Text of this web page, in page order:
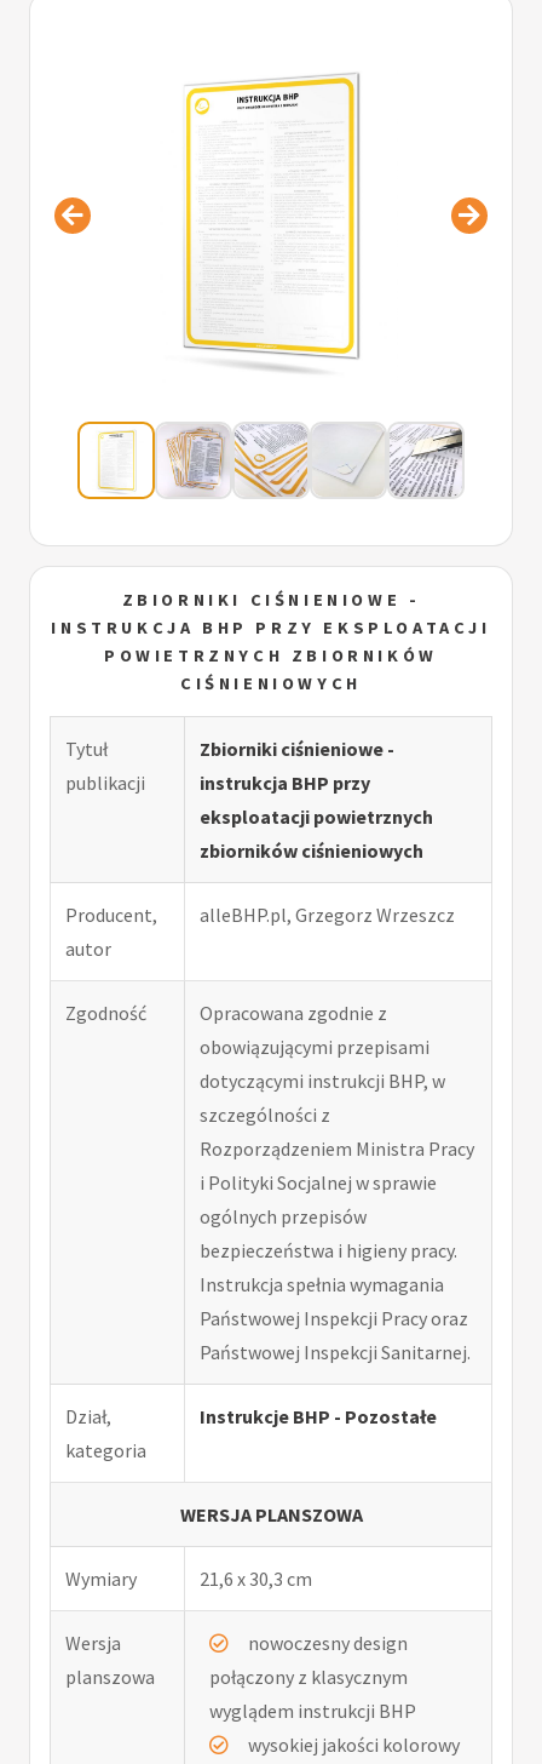
ZBIORNIKI CIŚNIENIOWE -
INSTRUKCJA BHP PRZY EKSPLOATACJI
POWIETRZNYCH ZBIORNIKÓW
CIŚNIENIOWYCH
Tytuł
publikacji
Zbiorniki ciśnieniowe -
instrukcja BHP przy
eksploatacji powietrznych
zbiorników ciśnieniowych
Producent,
autor
alleBHP.pl, Grzegorz Wrzeszcz
Zgodność
Opracowana zgodnie z
obowiązującymi przepisami
dotyczącymi instrukcji BHP, w
szczególności z
Rozporządzeniem Ministra Pracy
i Polityki Socjalnej w sprawie
ogólnych przepisów
bezpieczeństwa i higieny pracy.
Instrukcja spełnia wymagania
Państwowej Inspekcji Pracy oraz
Państwowej Inspekcji Sanitarnej.
Dział,
kategoria
Instrukcje BHP - Pozostałe
WERSJA PLANSZOWA
Wymiary 21,6 x 30,3 cm
Wersja
planszowa
nowoczesny design
połączony z klasycznym
wyglądem instrukcji BHP
wysokiej jakości kolorowy